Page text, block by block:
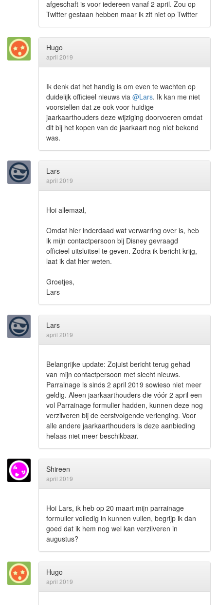
afgeschaft is voor iedereen vanaf 2 april. Zou op
Twitter gestaan hebben maar ik zit niet op Twitter
Hugo
april 2019
Ik denk dat het handig is om even te wachten op
duidelijk officieel nieuws via @Lars. Ik kan me niet
voorstellen dat ze ook voor huidige
jaarkaarthouders deze wijziging doorvoeren omdat
dit bij het kopen van de jaarkaart nog niet bekend
was.
Lars
april 2019
Hoi allemaal,
Omdat hier inderdaad wat verwarring over is, heb
ik mijn contactpersoon bij Disney gevraagd
officieel uitsluitsel te geven. Zodra ik bericht krijg,
laat ik dat hier weten.
Groetjes,
Lars
Lars
april 2019
Belangrijke update: Zojuist bericht terug gehad
van mijn contactpersoon met slecht nieuws.
Parrainage is sinds 2 april 2019 sowieso niet meer
geldig. Aleen jaarkaarthouders die vóór 2 april een
vol Parrainage formulier hadden, kunnen deze nog
verzilveren bij de eerstvolgende verlenging. Voor
alle andere jaarkaarthouders is deze aanbieding
helaas niet meer beschikbaar.
Shireen
april 2019
Hoi Lars, ik heb op 20 maart mijn parrainage
formulier volledig in kunnen vullen, begrijp ik dan
goed dat ik hem nog wel kan verzilveren in
augustus?
Hugo
april 2019